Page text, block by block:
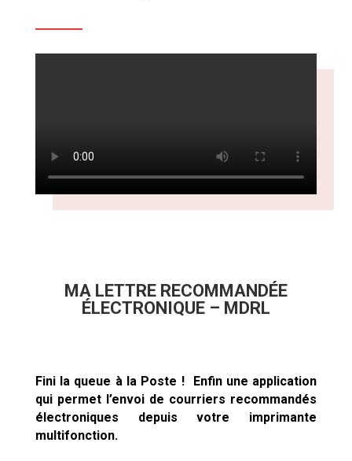
MA LETTRE RECOMMANDÉE
ÉLECTRONIQUE – MDRL
Fini la queue à la Poste !
Enfin une application
qui permet l’envoi de courriers recommandés
électroniques depuis votre imprimante
multifonction.